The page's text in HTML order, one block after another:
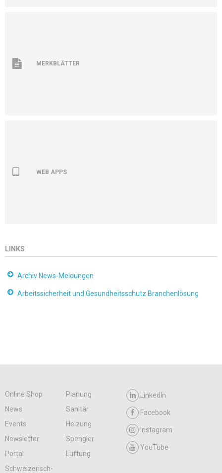
MERKBLÄTTER
WEB APPS
LINKS
Archiv News-Meldungen
Arbeitssicherheit und Gesundheitsschutz Branchenlösung
Online Shop
Planung
News
Sanitär
Events
Heizung
Newsletter
Spengler
Portal
Lüftung
LinkedIn
Facebook
Instagram
YouTube
Schweizerisch-